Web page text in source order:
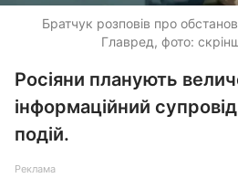
Братчук розповів про
Главред, фото:
Росіяни планують
інформаційний
подій.
Реклама